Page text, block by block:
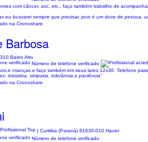
com câncer, avc, etc., faço também trabalho de
eu buscarei sempre que precisar, pois é um doce de
na Cronoshare
Barbosa
Bairro Alto
Número de telefone verificado
crianças e faço também em seus lares 12x36. Telefone
iniciativa, simpatia, tolerância e paciência"
na Cronoshare
| Curitiba (Paraná) 81630-010 Hauer
Número de telefone verificado